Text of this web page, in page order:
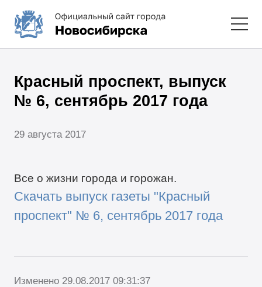
Красный проспект, выпуск
№ 6, сентябрь 2017 года
29 августа 2017
Все о жизни города и горожан.
Скачать выпуск газеты "Красный
проспект" № 6, сентябрь 2017 года
Изменено 29.08.2017 09:31:37